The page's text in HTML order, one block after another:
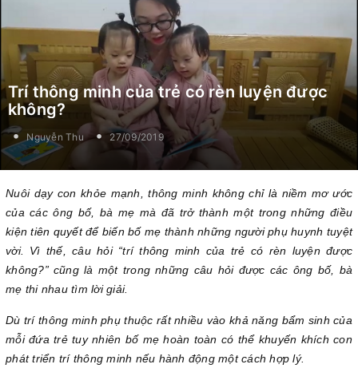
Trí thông minh của trẻ có rèn luyện được
không?
Nguyễn Thu 27/09/2019
Nuôi dạy con khỏe mạnh, thông minh không chỉ là niềm mơ ước
của các ông bố, bà mẹ mà đã trở thành một trong những điều
kiện tiên quyết để biến bố mẹ thành những người phụ huynh tuyệt
vời. Vì thế, câu hỏi “trí thông minh của trẻ có rèn luyện được
không?” cũng là một trong những câu hỏi được các ông bố, bà
mẹ thi nhau tìm lời giải.
Dù trí thông minh phụ thuộc rất nhiều vào khả năng bẩm sinh của
mỗi đứa trẻ tuy nhiên bố mẹ hoàn toàn có thể khuyến khích con
phát triển trí thông minh nếu hành động một cách hợp lý.